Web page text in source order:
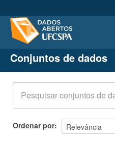
Conjuntos de dados
Organizações
Grupos
Sobre
Conjuntos de dados
Ordenar por